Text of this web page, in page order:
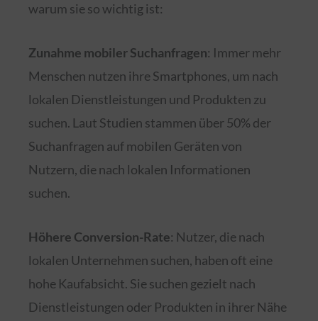
warum sie so wichtig ist:
Zunahme mobiler Suchanfragen: Immer mehr
Menschen nutzen ihre Smartphones, um nach
lokalen Dienstleistungen und Produkten zu
suchen. Laut Studien stammen über 50% der
Suchanfragen auf mobilen Geräten von
Nutzern, die nach lokalen Informationen
suchen.
Höhere Conversion-Rate: Nutzer, die nach
lokalen Unternehmen suchen, haben oft eine
hohe Kaufabsicht. Sie suchen gezielt nach
Dienstleistungen oder Produkten in ihrer Nähe